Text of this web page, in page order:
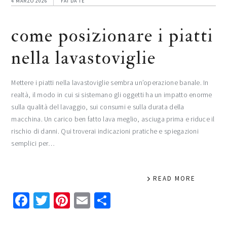
come posizionare i piatti
nella lavastoviglie​
Mettere i piatti nella lavastoviglie sembra un’operazione banale. In
realtà, il modo in cui si sistemano gli oggetti ha un impatto enorme
sulla qualità del lavaggio, sui consumi e sulla durata della
macchina. Un carico ben fatto lava meglio, asciuga prima e riduce il
rischio di danni. Qui troverai indicazioni pratiche e spiegazioni
semplici per…
READ MORE
Facebook
Twitter
Pinterest
Email